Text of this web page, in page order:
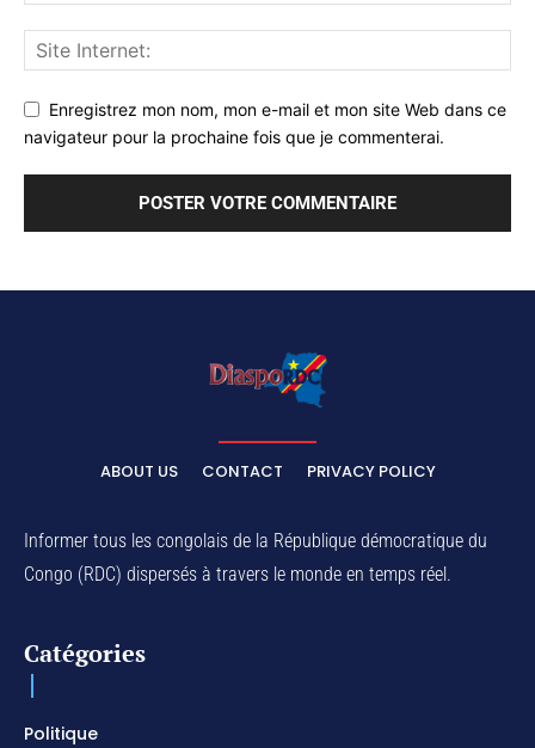
Enregistrez mon nom, mon e-mail et mon site Web dans ce
navigateur pour la prochaine fois que je commenterai.
ABOUT US CONTACT PRIVACY POLICY
Informer tous les congolais de la République démocratique du
Congo (RDC) dispersés à travers le monde en temps réel.
Catégories
Politique